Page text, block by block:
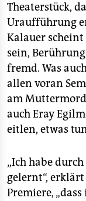
Theaterstück,
Uraufführung
Kalauer scheint
sein,
fremd. Was
allen voran
am
auch Eray
eitlen, etwas
„Ich habe
gelernt“,
Premiere,